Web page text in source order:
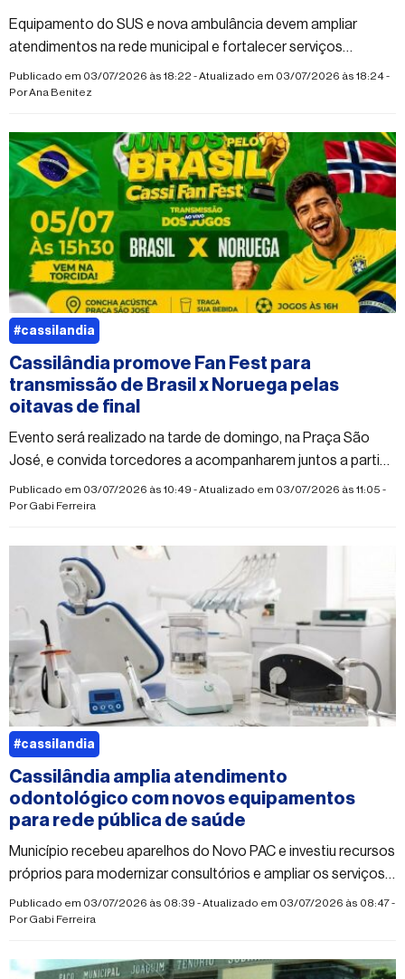
Equipamento do SUS e nova ambulância devem ampliar
atendimentos na rede municipal e fortalecer serviços
voltados à saúde da mulher
Publicado em 03/07/2026 às 18:22 - Atualizado em 03/07/2026 às 18:24 -
PorAna Benitez
Cassilândia promove Fan Fest para
transmissão de Brasil x Noruega pelas
oitavas de final
Evento será realizado na tarde de domingo, na Praça São
José, e convida torcedores a acompanharem juntos a partida
da Seleção Brasileira
Publicado em 03/07/2026 às 10:49 - Atualizado em 03/07/2026 às 11:05 -
PorGabi Ferreira
#cassilandia
Cassilândia amplia atendimento
odontológico com novos equipamentos
para rede pública de saúde
Município recebeu aparelhos do Novo PAC e investiu recursos
próprios para modernizar consultórios e ampliar os serviços
oferecidos à população
Publicado em 03/07/2026 às 08:39 - Atualizado em 03/07/2026 às 08:47 -
PorGabi Ferreira
#cassilandia